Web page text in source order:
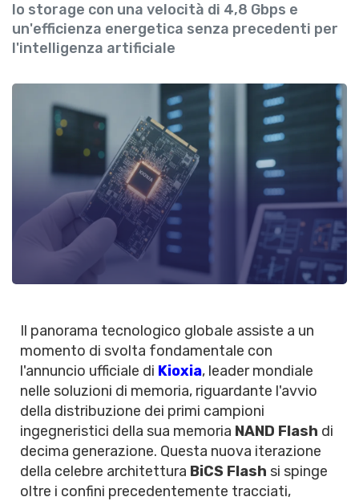
lo storage con una velocità di 4,8 Gbps e
un'efficienza energetica senza precedenti per
l'intelligenza artificiale
Il panorama tecnologico globale assiste a un
momento di svolta fondamentale con
l'annuncio ufficiale di Kioxia, leader mondiale
nelle soluzioni di memoria, riguardante l'avvio
della distribuzione dei primi campioni
ingegneristici della sua memoria NAND Flash di
decima generazione. Questa nuova iterazione
della celebre architettura BiCS Flash si spinge
oltre i confini precedentemente tracciati,